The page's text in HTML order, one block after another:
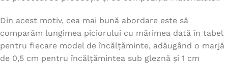
Din acest motiv, cea mai bună abordare este să
comparăm lungimea piciorului cu mărimea dată în tabel
pentru fiecare model de încălțăminte, adăugând o marjă
de 0,5 cm pentru încălțămintea sub gleznă și 1 cm